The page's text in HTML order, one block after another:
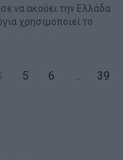
να ακούει την Ελλάδα
χρησιμοποιεί το
5 6 …
39